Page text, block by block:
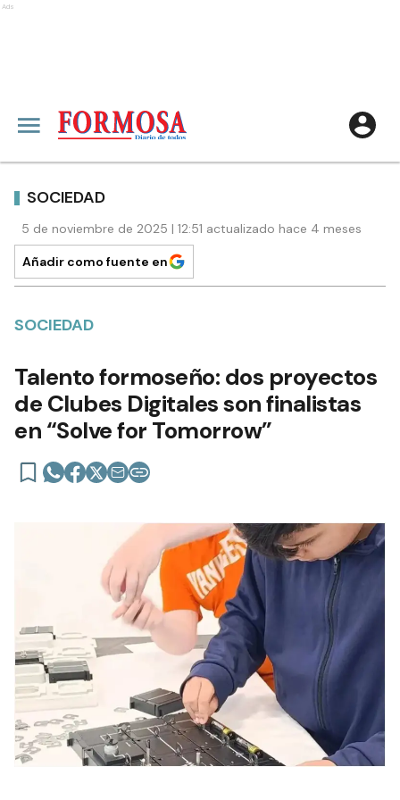
Ads
SOCIEDAD
5 de noviembre de 2025 | 12:51 actualizado hace 4 meses
Añadir como fuente en
SOCIEDAD
Talento formoseño: dos proyectos
de Clubes Digitales son finalistas
en “Solve for Tomorrow”